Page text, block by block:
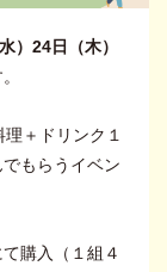
）24日（木）
＋ドリンク１
もらうイベン
購入（１組４